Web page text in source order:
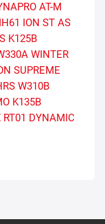
AT-M
IH61 ION ST AS
K125B
WINTER
SUPREME
W310B
K135B
RT01 DYNAMIC